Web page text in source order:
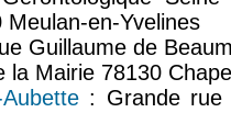
en-Yvelines
Guillaume de
la Mairie 78130
: Grande rue